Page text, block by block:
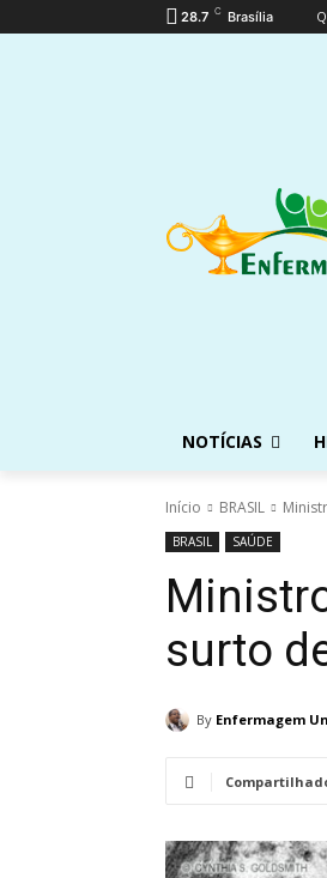
28.7 C Brasília
NOTÍCIAS
Início BRASIL
BRASIL SAÚDE
surto
By Enfermagem